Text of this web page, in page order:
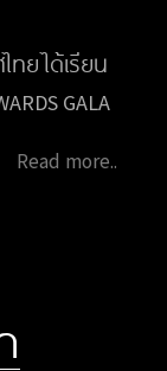
ย ได้เรียน
GALA
Read more..